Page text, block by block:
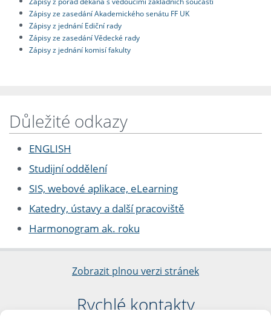
Zápisy ze zasedání Akademického senátu FF UK
Zápisy z jednání Ediční rady
Zápisy ze zasedání Vědecké rady
Zápisy z jednání komisí fakulty
Důležité odkazy
ENGLISH
Studijní oddělení
SIS, webové aplikace, eLearning
Katedry, ústavy a další pracoviště
Harmonogram ak. roku
Zobrazit plnou verzi stránek
Rychlé kontakty